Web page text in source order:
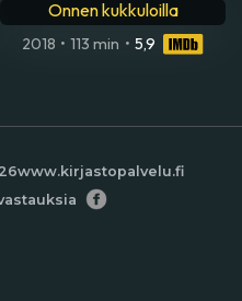
Onnen kukkuloilla
2018 • 113 min • 5,9
www.kirjastopalvelu.fi